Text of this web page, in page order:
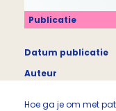
Publicatie
Datum publicatie
Auteur
Hoe ga je om met